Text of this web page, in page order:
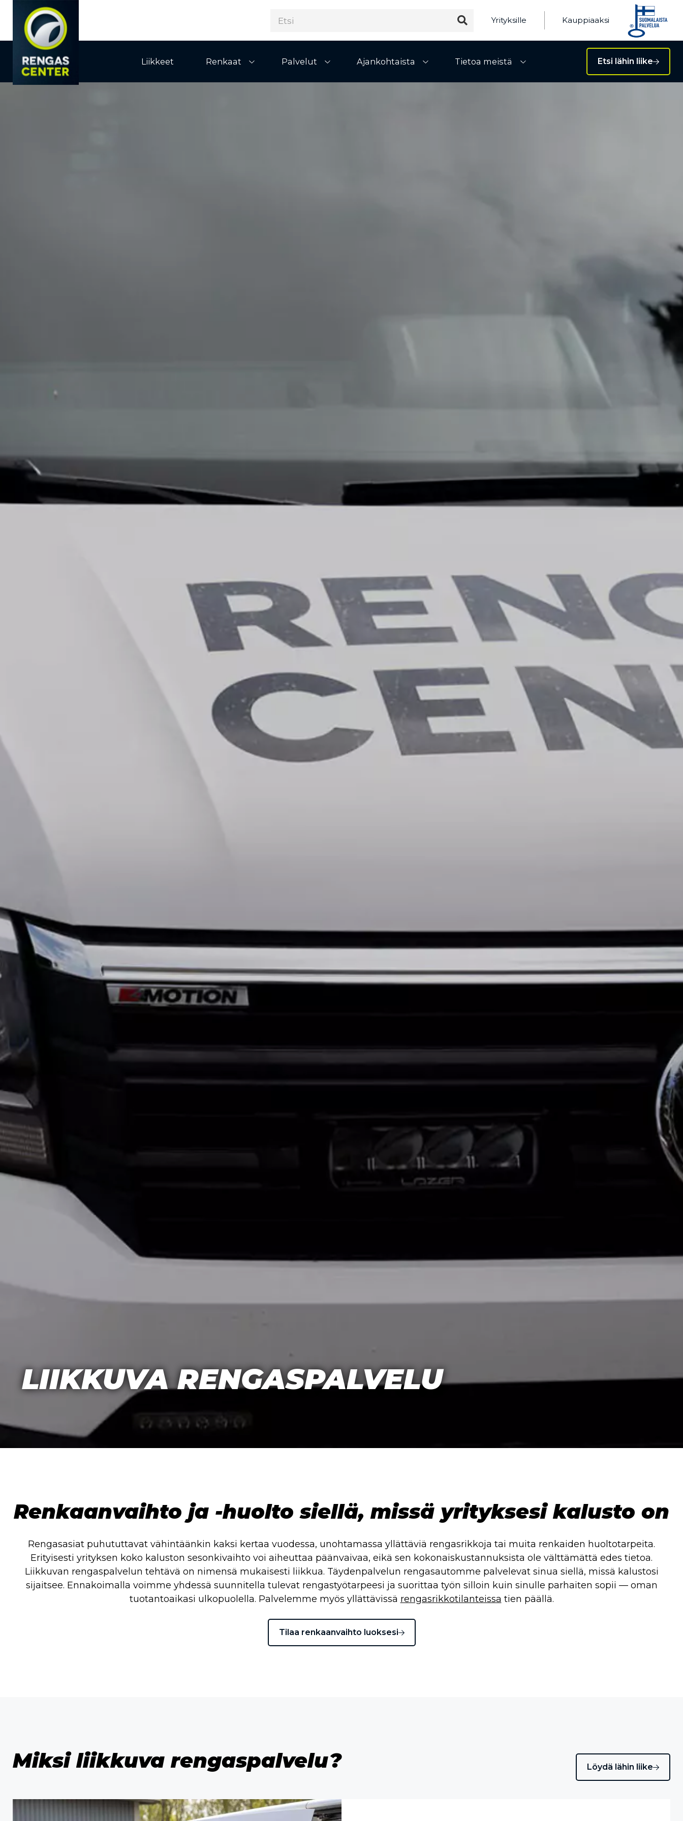
Yrityksille Kauppiaaksi
Liikkeet Renkaat
Avaa alivalikko
Palvelut
Avaa alivalikko
Ajankohtaista
Avaa alivalikko
Tietoa meistä Etsi lähin liike
LIIKKUVA RENGASPALVELU
Renkaanvaihto ja -huolto siellä, missä yrityksesi kalusto on
Rengasasiat puhututtavat vähintäänkin kaksi kertaa vuodessa, unohtamassa yllättäviä rengasrikkoja tai muita renkaiden huoltotarpeita.
Erityisesti yrityksen koko kaluston sesonkivaihto voi aiheuttaa päänvaivaa, eikä sen kokonaiskustannuksista ole välttämättä edes tietoa.
Liikkuvan rengaspalvelun tehtävä on nimensä mukaisesti liikkua. Täydenpalvelun rengasautomme palvelevat sinua siellä, missä kalustosi
sijaitsee. Ennakoimalla voimme yhdessä suunnitella tulevat rengastyötarpeesi ja suorittaa työn silloin kuin sinulle parhaiten sopii — oman
tuotantoaikasi ulkopuolella. Palvelemme myös yllättävissä rengasrikkotilanteissa tien päällä.
Tilaa renkaanvaihto luoksesi
Miksi liikkuva rengaspalvelu? Löydä lähin liike